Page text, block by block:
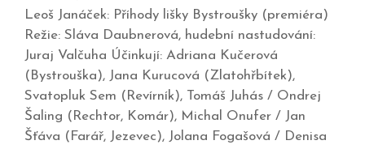
Leoš Janáček: Příhody lišky Bystroušky (premiéra)
Režie: Sláva Daubnerová, hudební nastudování:
Juraj Valčuha Účinkují: Adriana Kučerová
(Bystrouška), Jana Kurucová (Zlatohřbítek),
Svatopluk Sem (Revírník), Tomáš Juhás / Ondrej
Šaling (Rechtor, Komár), Michal Onufer / Jan
Šťáva (Farář, Jezevec), Jolana Fogašová / Denisa